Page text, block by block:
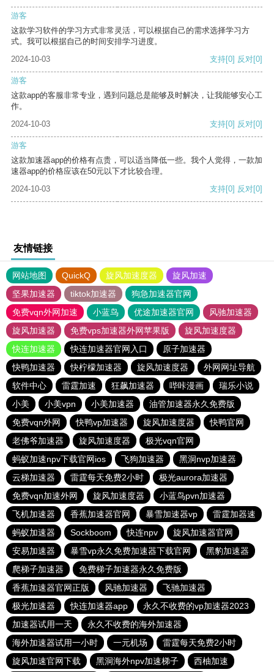
游客
这款学习软件的学习方式非常灵活，可以根据自己的需求选择学习方
式。我可以根据自己的时间安排学习进度。
2024-10-03
支持[0] 反对[0]
游客
这款app的客服非常专业，遇到问题总是能够及时解决，让我能够安心工
作。
2024-10-03
支持[0] 反对[0]
游客
这款加速器app的价格有点贵，可以适当降低一些。我个人觉得，一款加
速器app的价格应该在50元以下才比较合理。
2024-10-03
支持[0] 反对[0]
友情链接
网站地图 QuickQ 旋风加速度器
旋风加速
坚果加速器
tiktok加速器
狗急加速器官网
免费vqn外网加速
小蓝鸟 优途加速器官网
风驰加速器
旋风加速器
免费vps加速器外网苹果版
旋风加速度器
快连加速器
快连加速器官网入口
原子加速器
快鸭加速器
快柠檬加速器 旋风加速度器
外网网址导航
软件中心
雷霆加速 狂飙加速器 哔咔漫画
瑞乐小说
小美
小美vpn 小美加速器
油管加速器永久免费版
免费vqn外网
快鸭vp加速器 旋风加速度器
快鸭官网
老佛爷加速器
旋风加速度器
极光vqn官网
蚂蚁加速npv下载官网ios
飞狗加速器
黑洞nvp加速器
云梯加速器
雷霆每天免费2小时
极光aurora加速器
免费vqn加速外网
旋风加速度器
小蓝鸟pvn加速器
飞机加速器
香蕉加速器官网 暴雪加速器vp
雷霆加器速
蚂蚁加速器
Sockboom 快连npv
旋风加速器官网
安易加速器
暴雪vp永久免费加速器下载官网
黑豹加速器
爬梯子加速器
免费梯子加速器永久免费版
香蕉加速器官网正版
风驰加速器
飞驰加速器
极光加速器
快连加速器app
永久不收费的vp加速器2023
加速器试用一天
永久不收费的海外加速器
海外加速器试用一小时
一元机场
雷霆每天免费2小时
旋风加速官网下载
黑洞海外npv加速梯子 西柚加速